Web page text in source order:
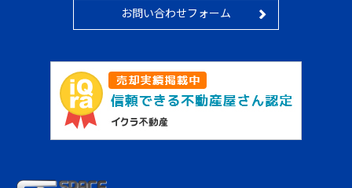
お問い合わせフォーム